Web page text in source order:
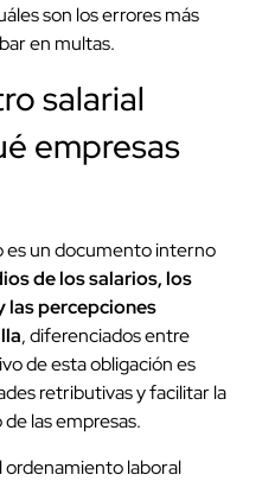
son los errores más
en multas.
salarial
empresas
es un documento interno
de los salarios, los
las percepciones
, diferenciados entre
de esta obligación es
retributivas y facilitar la
las empresas.
ordenamiento laboral